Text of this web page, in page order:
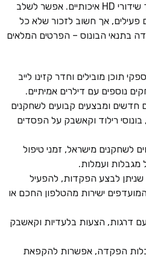
נוספים עם דילרים אמיתיים, דרך שידורי HD איכותיים. אפשר לשלב
פעילים, אך חשוב לזכור שלא כל
בתנאי הבונוס – הפרטים המלאים
תוכן מובילים וחדר קזינו לייב
נוספים עם דילרים אמיתיים.
חדשים ומבצעים קבועים לשחקנים
בונוסי רילוד וקאשבק על הפסדים
לשחקנים מישראל, זמני טיפול
מגבלות ועמלות.
לבצע הפקדות, להפעיל
ישירות מהטלפון החכם או
דרגות, הצעות בלעדיות וקאשבק
הפקדה, אפשרות להקפאת